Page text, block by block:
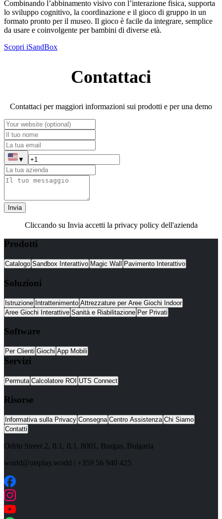
Combinando l’abbinamento visivo con l’interazione fisica, supporta
lo sviluppo cognitivo, la coordinazione e il gioco di gruppo in un
formato pronto per il museo. Il gioco è facile da integrare, semplice
da usare e coinvolgente per bambini di diverse età.
Scopri iSandBox
Contattaci
Contattaci per maggiori informazioni sui prodotti e per una demo
▼
Invia
Cliccando su Invia accetti la privacy policy dell'azienda
Prodotti
Catalogo Sandbox Interattivo Magic Wall Pavimento Interattivo
Soluzioni
Istruzione Intrattenimento Attrezzature per Aree Giochi Indoor
Aree Giochi Interattive Sanità e Riabilitazione Per Privati
Software
Per Clienti Giochi App Mobili
Servizi
Permuta Calcolatore ROI UTS Connect
Risorse
Informativa sulla Privacy Consegna Centro Assistenza Chi Siamo
Contatti
Odrin Street 2, fl.1 , fl.1, 8001 , Burgas, Bulgaria
world@utsplay.world | +359 56 940 425